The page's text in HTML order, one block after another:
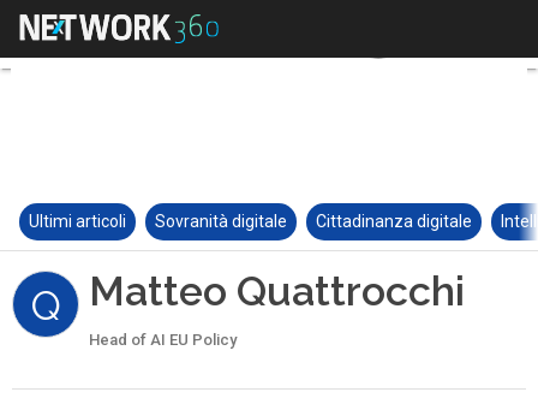
Ultimi articoli Sovranità digitale Cittadinanza digitale
Q Matteo Quattrocchi
Head of AI EU Policy